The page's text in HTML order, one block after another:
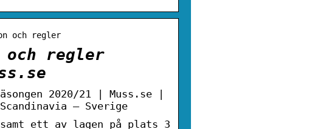
och regler
och regler
2020/21 | Muss.se |
– Sverige
ett av lagen på plats 3